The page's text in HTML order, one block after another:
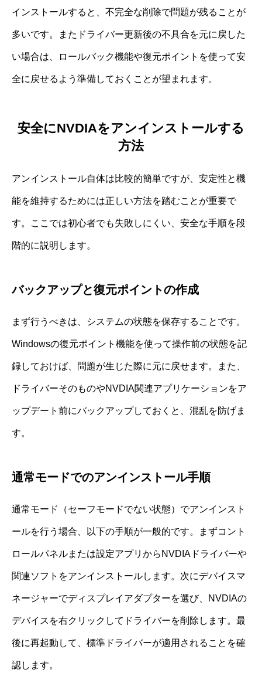
インストールすると、不完全な削除で問題が残ることが
多いです。またドライバー更新後の不具合を元に戻した
い場合は、ロールバック機能や復元ポイントを使って安
全に戻せるよう準備しておくことが望まれます。
安全にNVDIAをアンインストールする
方法
アンインストール自体は比較的簡単ですが、安定性と機
能を維持するためには正しい方法を踏むことが重要で
す。ここでは初心者でも失敗しにくい、安全な手順を段
階的に説明します。
バックアップと復元ポイントの作成
まず行うべきは、システムの状態を保存することです。
Windowsの復元ポイント機能を使って操作前の状態を記
録しておけば、問題が生じた際に元に戻せます。また、
ドライバーそのものやNVDIA関連アプリケーションをア
ップデート前にバックアップしておくと、混乱を防げま
す。
通常モードでのアンインストール手順
通常モード（セーフモードでない状態）でアンインスト
ールを行う場合、以下の手順が一般的です。まずコント
ロールパネルまたは設定アプリからNVDIAドライバーや
関連ソフトをアンインストールします。次にデバイスマ
ネージャーでディスプレイアダプターを選び、NVDIAの
デバイスを右クリックしてドライバーを削除します。最
後に再起動して、標準ドライバーが適用されることを確
認します。